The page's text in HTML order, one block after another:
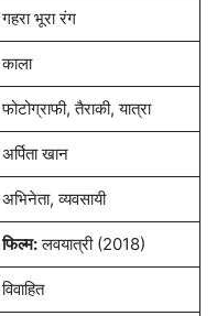
गहरा भूरा रंग
काला
फोटोग्राफी, तैराकी, यात्रा
अर्पिता खान
अभिनेता, व्यवसायी
फिल्म:लवयात्री (2018)
विवाहित